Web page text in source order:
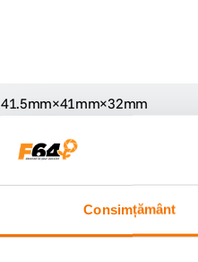
Consimțământ
41.5mm×41mm×32mm
45gr
TTL